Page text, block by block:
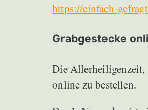
https://einfach-
Grabgestecke
Die Allerheiligenzeit,
online zu bestellen.